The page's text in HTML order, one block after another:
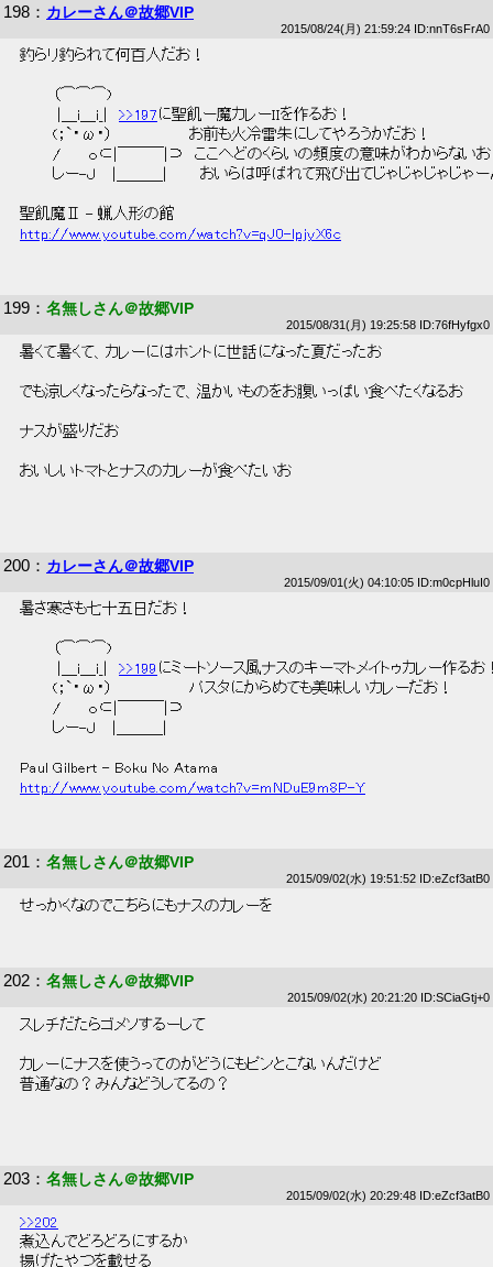
198 ： カレーさん＠故郷VIP
2015/08/24(月) 21:59:24 ID:nnT6sFrA0
釣らリ釣られて何百人だお！
（⌒⌒⌒)
|＿i＿i_| >>197 に聖飢ー魔カレーIIを作るお！
(；`・ω・）　　　　　　　お前も火冷雷朱にしてやろうかだお！
/　　 ｏ⊂|￣￣￣|⊃　ここへどのくらいの頻度の意味がわからない
しー-Ｊ　 |＿＿＿|　　　おいらは呼ばれて飛び出てじゃじゃじゃじゃ
聖飢魔Ⅱ - 蝋人形の館
http://www.youtube.com/watch?v=qJ0-lpjyX6c
199 ： 名無しさん＠故郷VIP
2015/08/31(月) 19:25:58 ID:76fHyfgx0
暑くて暑くて、カレーにはホントに世話になった夏だったお
でも涼しくなったらなったで、温かいものをお腹いっぱい食べたくなるお
ナスが盛りだお
おいしいトマトとナスのカレーが食べたいお
200 ： カレーさん＠故郷VIP
2015/09/01(火) 04:10:05 ID:m0cpHluI0
暑さ寒さも七十五日だお！
（⌒⌒⌒)
|＿i＿i_| >>199 にミートソース風ナスのキーマトメイトゥカレー作る
(；`・ω・）　　　　　　　パスタにからめても美味しいカレーだお！
/　　 ｏ⊂|￣￣￣|⊃
しー-Ｊ　 |＿＿＿|
Paul Gilbert - Boku No Atama
http://www.youtube.com/watch?v=mNDuE9m8P-Y
201 ： 名無しさん＠故郷VIP
2015/09/02(水) 19:51:52 ID:eZcf3atB0
せっかくなのでこちらにもナスのカレーを
202 ： 名無しさん＠故郷VIP
2015/09/02(水) 20:21:20 ID:SCiaGtj+0
スレチだたらゴメソするーして
カレーにナスを使うってのがどうにもピンとこないんだけど
普通なの？みんなどうしてるの？
203 ： 名無しさん＠故郷VIP
2015/09/02(水) 20:29:48 ID:eZcf3atB0
>>202
煮込んでどろどろにするか
揚げたやつを載せる